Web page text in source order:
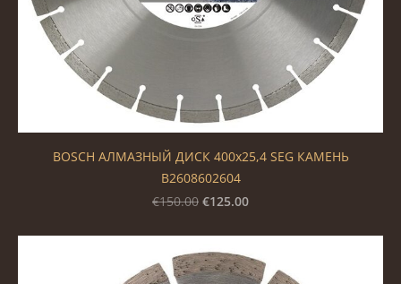
BOSCH АЛМАЗНЫЙ ДИСК 400x25,4 SEG КАМЕНЬ
B2608602604
€150.00 €125.00